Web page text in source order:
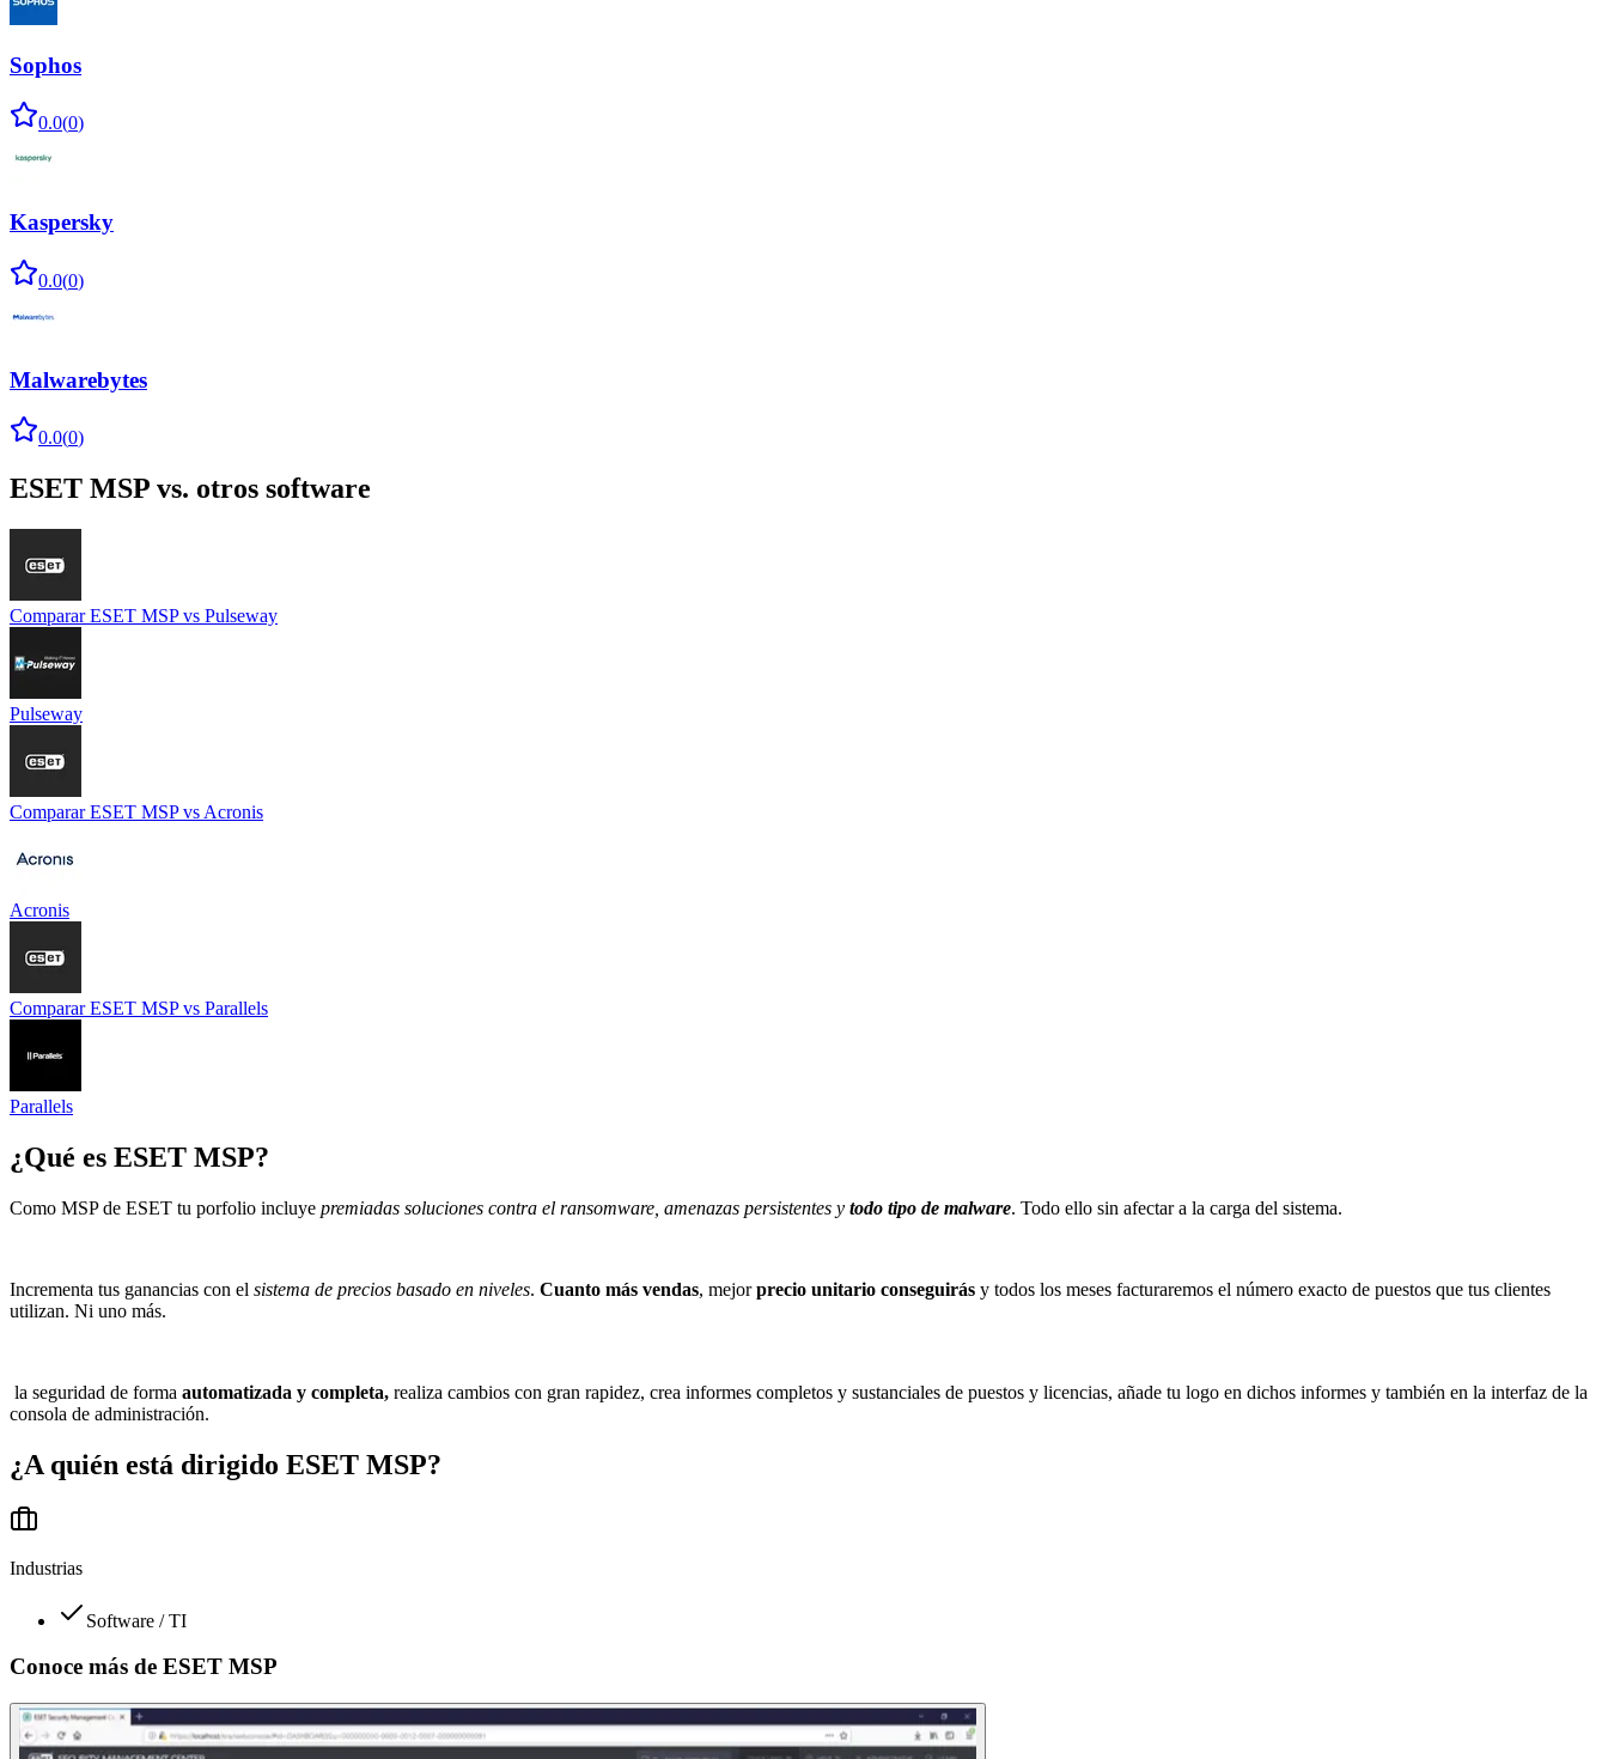
Sophos
0.0(0)
Kaspersky
0.0(0)
Malwarebytes
0.0(0)
ESET MSP vs. otros software
Comparar ESET MSPvs Pulseway
Pulseway
Comparar ESET MSPvs Acronis
Acronis
Comparar ESET MSPvs Parallels
Parallels
¿Qué es ESET MSP?
Como MSP de ESET tu porfolio incluye premiadas soluciones contra el ransomware, amenazas persistentes y todo tipo de malware. Todo ello sin afectar a la carga del sistema.
Incrementa tus ganancias con el sistema de precios basado en niveles. Cuanto más vendas, mejorprecio unitario conseguirás y todos los meses facturaremos el número exacto de puestos que tus clientes
utilizan. Ni uno más.
la seguridad de forma automatizada y completa, realiza cambios con gran rapidez, crea informes completos y sustanciales de puestos y licencias, añade tu logo en dichos informes y también en la interfaz de la
consola de administración.
¿A quién está dirigido ESET MSP?
Industrias
Software / TI
Conoce más de ESET MSP